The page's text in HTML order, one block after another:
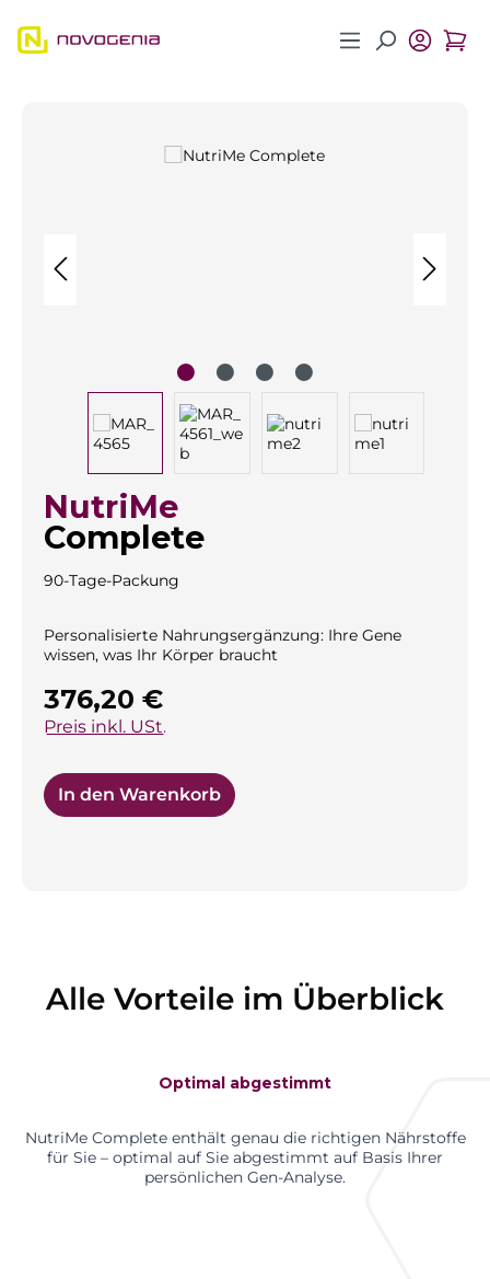
Zum Hauptinhalt springen
Bildergalerie überspringen
NutriMe
Complete
90-Tage-Packung
Personalisierte Nahrungsergänzung: Ihre Gene
wissen, was Ihr Körper braucht
Regulärer Preis:
376,20 €
Preis inkl. USt.
In den Warenkorb
Alle Vorteile im Überblick
Optimal abgestimmt
NutriMe Complete enthält genau die richtigen Nährstoffe
für Sie – optimal auf Sie abgestimmt auf Basis Ihrer
persönlichen Gen-Analyse.